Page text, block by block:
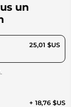
un
25,01 $US
+ 18,76 $US